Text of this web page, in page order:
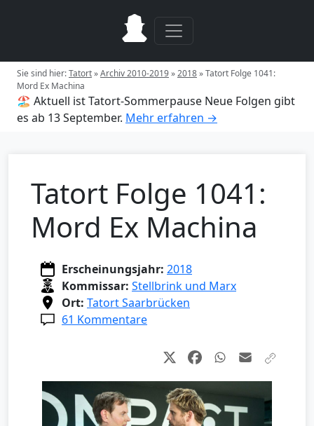
Sie sind hier:Tatort»Archiv 2010-2019»2018»Tatort Folge 1041:
Mord Ex Machina
🏖️ Aktuell ist Tatort-Sommerpause Neue Folgen gibt
es ab 13 September. Mehr erfahren →
Tatort Folge 1041:
Mord Ex Machina
Erscheinungsjahr: 2018
Kommissar: Stellbrink und Marx
Ort: Tatort Saarbrücken
61 Kommentare